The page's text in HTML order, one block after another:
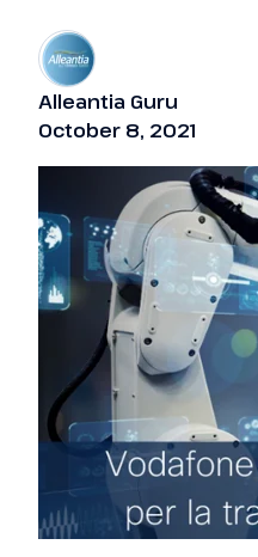
Alleantia Guru
October 8, 2021